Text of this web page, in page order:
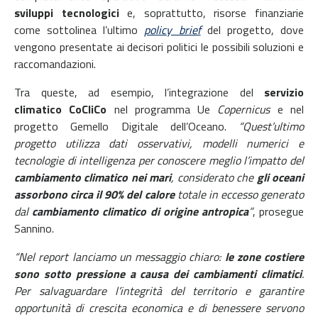
sviluppi tecnologicie, soprattutto, risorse finanziarie
come sottolinea l’ultimo policy briefdel progetto, dove
vengono presentate ai decisori politici le possibili soluzioni e
raccomandazioni.
Tra queste, ad esempio, l’integrazione del servizio
climatico CoCliCo nel programma Ue Copernicuse nel
progetto Gemello Digitale dell’Oceano.
“Quest’ultimo
progetto utilizza dati osservativi, modelli numerici e
tecnologie di intelligenza per conoscere meglio l’impatto del
cambiamento climatico nei mari, considerato che gli oceani
assorbono circa il90% del caloretotale in eccesso generato
dalcambiamento climatico di origine antropica”, prosegue
Sannino.
“Nel report lanciamo un messaggio chiaro: le zone costiere
sono sotto pressione a causa dei cambiamenti climatici.
Per salvaguardare l’integrità del territorio e garantire
opportunità di crescita economica e di benessere servono